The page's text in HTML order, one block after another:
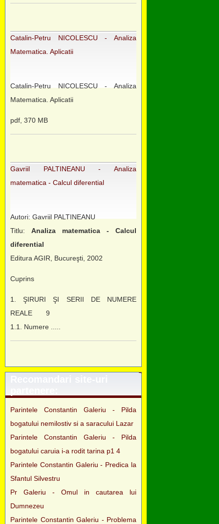
Catalin-Petru NICOLESCU - Analiza
Matematica. Aplicatii
Catalin-Petru NICOLESCU - Analiza
Matematica. Aplicatii
pdf, 370 MB
Gavriil PALTINEANU - Analiza
matematica - Calcul diferential
Autori: Gavriil PALTINEANU
Titlu: Analiza matematica - Calcul
diferential
Editura AGIR, Bucureşti, 2002
Cuprins
1. ŞIRURI ŞI SERII DE NUMERE
REALE 9
1.1. Numere .....
Recomandari site-uri
Parintele Constantin Galeriu - Pilda
bogatului nemilostiv si a saracului Lazar
Parintele Constantin Galeriu - Pilda
bogatului caruia i-a rodit tarina p1 4
Parintele Constantin Galeriu - Predica la
Sfantul Silvestru
Pr Galeriu - Omul in cautarea lui
Dumnezeu
Parintele Constantin Galeriu - Problema